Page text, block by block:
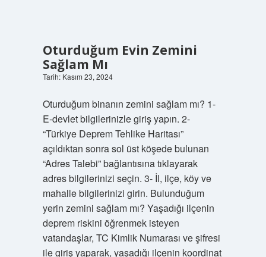
Oturduğum Evin Zemini
Sağlam Mı
Tarih: Kasım 23, 2024
Oturduğum binanın zemini sağlam mı? 1-
E-devlet bilgilerinizle giriş yapın. 2-
“Türkiye Deprem Tehlike Haritası”
açıldıktan sonra sol üst köşede bulunan
“Adres Talebi” bağlantısına tıklayarak
adres bilgilerinizi seçin. 3- İl, ilçe, köy ve
mahalle bilgilerinizi girin. Bulunduğum
yerin zemini sağlam mı? Yaşadığı ilçenin
deprem riskini öğrenmek isteyen
vatandaşlar, TC Kimlik Numarası ve şifresi
ile giriş yaparak, yaşadığı ilçenin koordinat